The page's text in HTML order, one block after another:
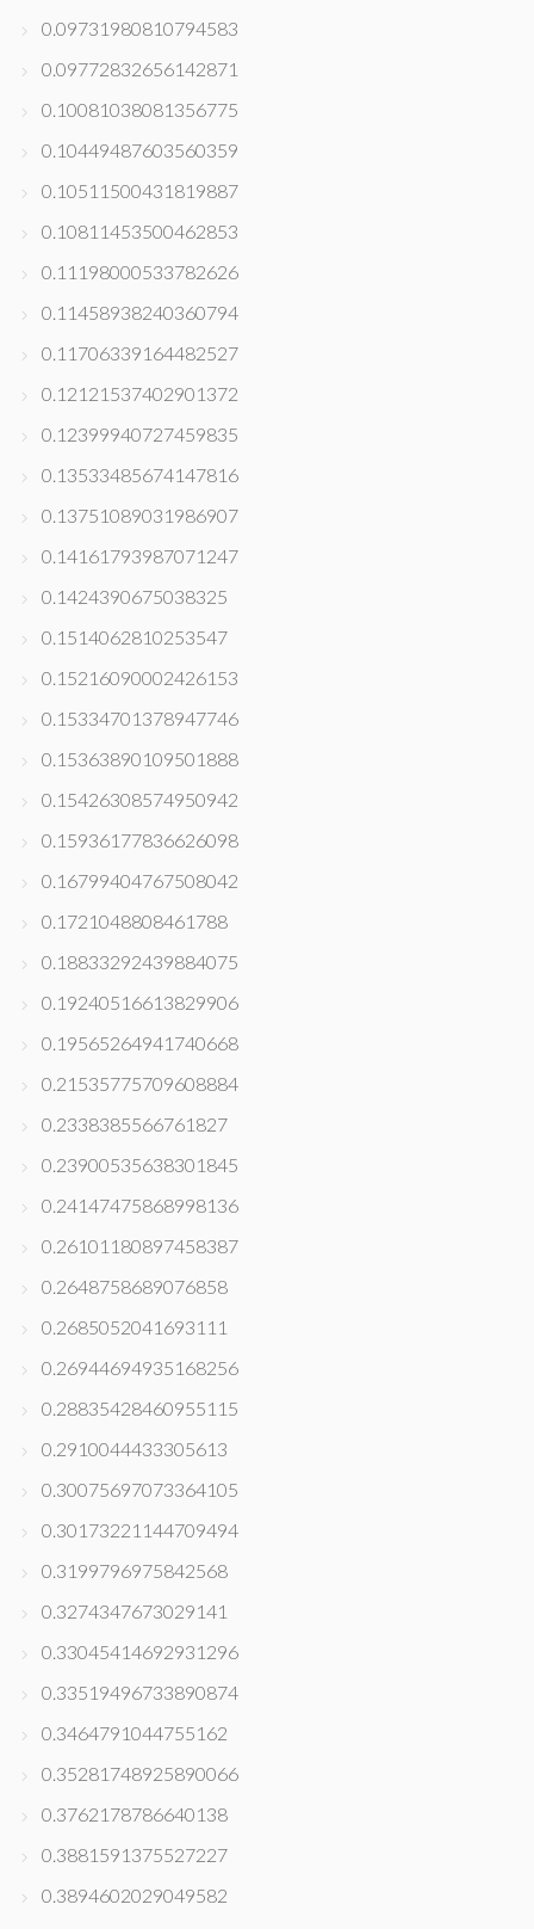
0.09731980810794583
0.09772832656142871
0.10081038081356775
0.10449487603560359
0.10511500431819887
0.10811453500462853
0.11198000533782626
0.11458938240360794
0.11706339164482527
0.12121537402901372
0.12399940727459835
0.13533485674147816
0.13751089031986907
0.14161793987071247
0.1424390675038325
0.1514062810253547
0.15216090002426153
0.15334701378947746
0.15363890109501888
0.15426308574950942
0.15936177836626098
0.16799404767508042
0.1721048808461788
0.18833292439884075
0.19240516613829906
0.19565264941740668
0.21535775709608884
0.2338385566761827
0.23900535638301845
0.24147475868998136
0.26101180897458387
0.2648758689076858
0.2685052041693111
0.26944694935168256
0.28835428460955115
0.2910044433305613
0.30075697073364105
0.30173221144709494
0.3199796975842568
0.3274347673029141
0.33045414692931296
0.33519496733890874
0.3464791044755162
0.35281748925890066
0.3762178786640138
0.3881591375527227
0.3894602029049582